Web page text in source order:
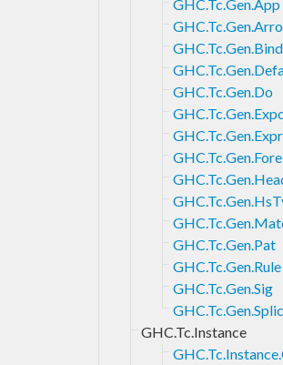
GHC.Tc.Gen.App
GHC.Tc.Gen.Bind
GHC.Tc.Gen.Do
GHC.Tc.Gen.Expr
GHC.Tc.Gen.Pat
GHC.Tc.Gen.Rule
GHC.Tc.Gen.Sig
GHC.Tc.Instance